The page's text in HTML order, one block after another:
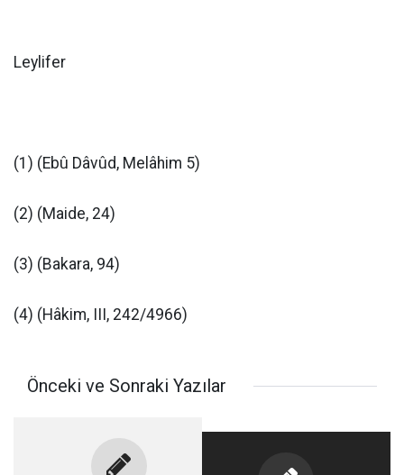
Leylifer
(1) (Ebû Dâvûd, Melâhim 5)
(2) (Maide, 24)
(3) (Bakara, 94)
(4) (Hâkim, III, 242/4966)
Önceki ve Sonraki Yazılar